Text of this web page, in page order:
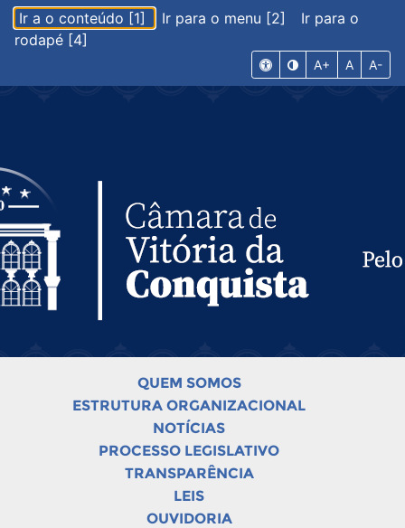
Ir a o conteúdo [1] Ir para o menu [2]
Ir para o
rodapé [4]
A+ A A-
QUEM SOMOS
ESTRUTURA ORGANIZACIONAL
NOTÍCIAS
PROCESSO LEGISLATIVO
TRANSPARÊNCIA
LEIS
OUVIDORIA